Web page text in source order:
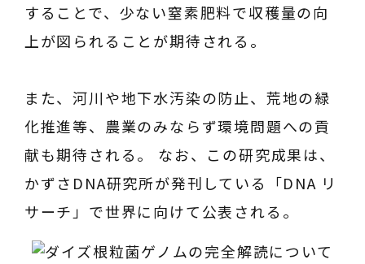
することで、少ない窒素肥料で収穫量の向
上が図られることが期待される。
また、河川や地下水汚染の防止、荒地の緑
化推進等、農業のみならず環境問題への貢
献も期待される。 なお、この研究成果は、
かずさDNA研究所が発刊している「DNA リ
サーチ」で世界に向けて公表される。